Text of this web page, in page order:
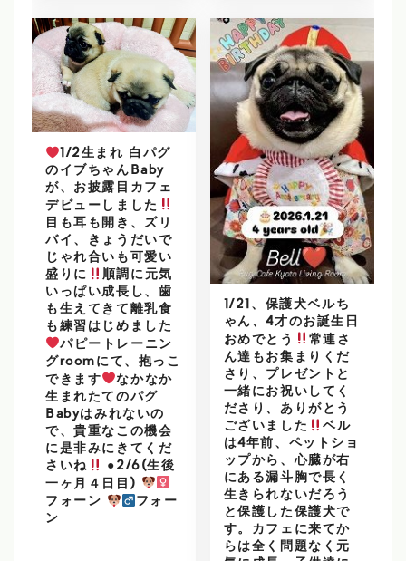
1/2生まれ 白パグ
のイブちゃんBaby
が、お披露目カフェ
デビューしました
目も耳も開き、ズリ
バイ、きょうだいで
じゃれ合いも可愛い
盛りに
順調に元気
いっぱい成長し、歯
も生えてきて離乳食
も練習はじめました
パピートレーニン
グroomにて、抱っこ
できます
なかなか
生まれたてのパグ
Babyはみれないの
で、貴重なこの機会
に是非みにきてくだ
さいね
●2/6(生後
一ヶ月４日目)
フォーン
フォー
ン
1/21、保護犬ベルち
ゃん、4才のお誕生日
おめでとう
常連さ
ん達もお集まりくだ
さり、プレゼントと
一緒にお祝いしてく
ださり、ありがとう
ございました
ベル
は4年前、ペットショ
ップから、心臓が右
にある漏斗胸で長く
生きられないだろう
と保護した保護犬で
す。カフェに来てか
らは全く問題なく元